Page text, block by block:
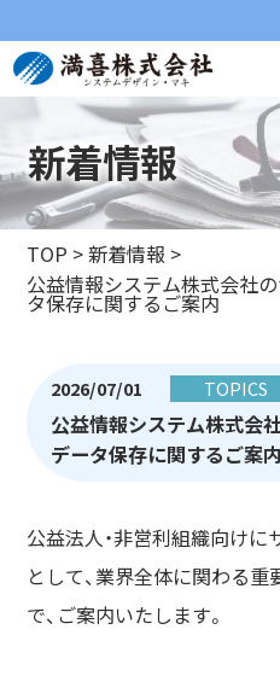
新着情報
TOP >新着情報 >
公益情報システム株式会社
タ保存に関するご案内
2026/07/01 TOPICS
公益情報システム株式会
データ保存に関するご案内
公益法人・非営利組織向け
として、業界全体に関わる
で、ご案内いたします。